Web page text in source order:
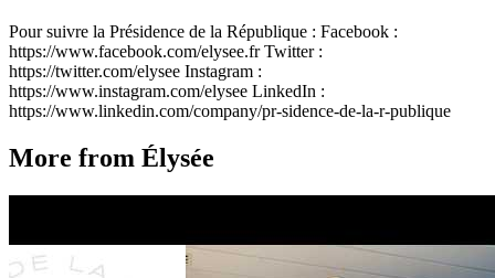
Pour suivre la Présidence de la République : Facebook :
https://www.facebook.com/elysee.fr Twitter :
https://twitter.com/elysee Instagram :
https://www.instagram.com/elysee LinkedIn :
https://www.linkedin.com/company/pr-sidence-de-la-r-publique
More from Élysée